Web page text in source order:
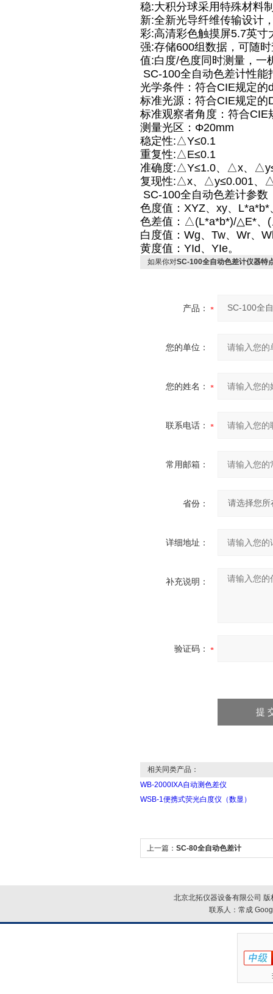
稳:大积分球采用特殊材料
新:全新光导纤维传输设计
彩:高清彩色触摸屏5.7英寸
强:存储600组数据，可随
值:白度/色度同时测量，一
SC-100全自动色差计性能
光学条件：符合CIE规定的
标准光源：符合CIE规定的
标准观察者角度：符合CIE
测量光区：Φ20mm
稳定性:△Y≤0.1
重复性:△E≤0.1
准确度:△Y≤1.0、△x、
复现性:△x、△y≤0.001、
SC-100全自动色差计参数
色度值：XYZ、xy、
色差值：△(L*a*b*)/△E*
白度值：Wg、Tw、Wr、
黄度值：YId、YIe。
如果你对SC-100全自动色差计仪器特
产品：
您的单位：
您的姓名：
联系电话：
常用邮箱：
省份：
详细地址：
补充说明：
验证码：
相关同类产品：
WB-2000IXA自动测色差仪
WSB-1便携式荧光白度仪（数显）
上一篇： SC-80全自动色差计
北京北拓仪器设备有限公司
联系人：常成